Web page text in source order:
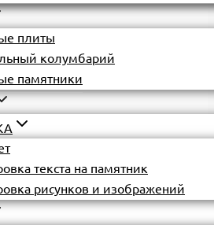
плиты
колумбарий
памятники
текста на памятник
рисунков и изображений